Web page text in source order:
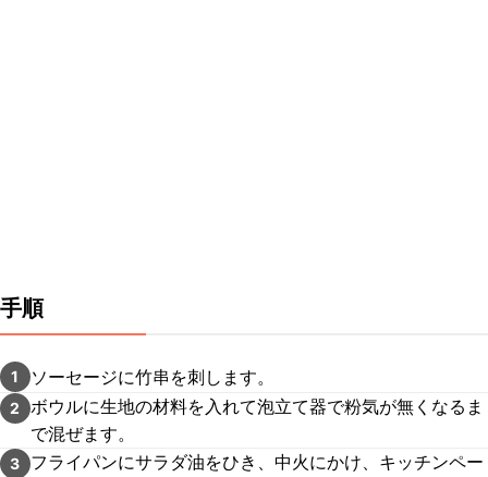
手順
1 ソーセージに竹串を刺します。
2
ボウルに生地の材料を入れて泡立て器で粉気が無くなるま
で混ぜます。
3
フライパンにサラダ油をひき、中火にかけ、キッチンペー